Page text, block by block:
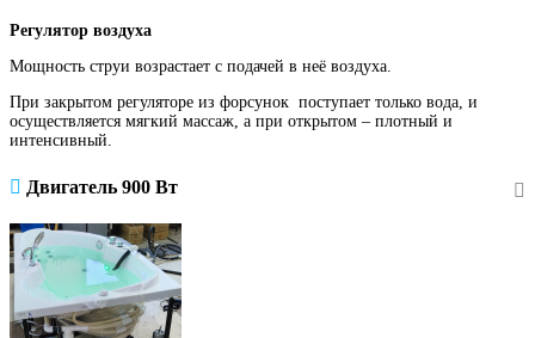
Регулятор воздуха
Мощность струи возрастает с подачей в неё воздуха.
При закрытом регуляторе из форсунок поступает только вода, и
осуществляется мягкий массаж, а при открытом – плотный и
интенсивный.
Двигатель 900 Вт